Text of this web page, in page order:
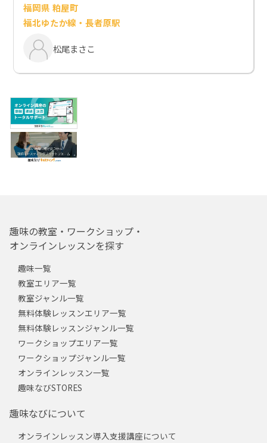
福岡県 粕屋町
福北ゆたか線・長者原駅
松尾まさこ
趣味の教室・ワークショップ・
オンラインレッスンを探す
趣味一覧
教室エリア一覧
教室ジャンル一覧
無料体験レッスンエリア一覧
無料体験レッスンジャンル一覧
ワークショップエリア一覧
ワークショップジャンル一覧
オンラインレッスン一覧
趣味なびSTORES
趣味なびについて
オンラインレッスン導入支援講座について